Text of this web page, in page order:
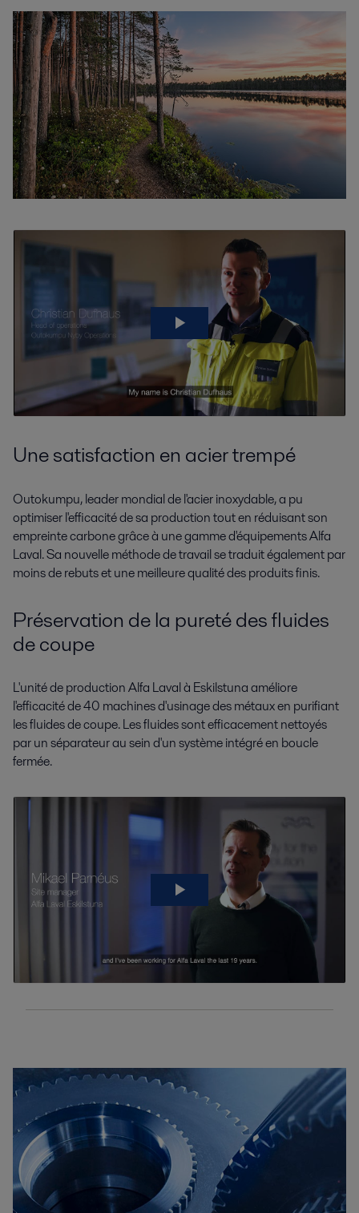
Énergie hydraulique
Alfa Laval aide ses clients à refroidir, filtrer les huiles hydrauliques et de
lubrification pour obtenir des performances maximum.
Produits pétrochimiques
Les produits pétrochimiques sont omni-présents aujourd'hui et sont
essentiels si nous voulons créer un avenir durable. Découvrez comment
décarboner l'industrie pétrochimique
Une satisfaction en acier trempé
Outokumpu, leader mondial de l'acier inoxydable, a pu
optimiser l'efficacité de sa production tout en réduisant son
empreinte carbone grâce à une gamme d'équipements Alfa
Laval. Sa nouvelle méthode de travail se traduit également par
moins de rebuts et une meilleure qualité des produits finis.
Préservation de la pureté des fluides
de coupe
L'unité de production Alfa Laval à Eskilstuna améliore
l'efficacité de 40 machines d'usinage des métaux en purifiant
les fluides de coupe. Les fluides sont efficacement nettoyés
par un séparateur au sein d'un système intégré en boucle
fermée.